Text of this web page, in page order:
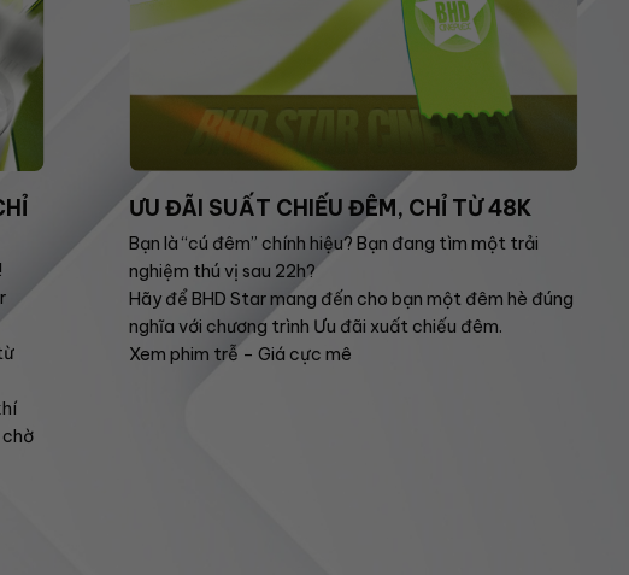
chờ
ƯU ĐÃI SUẤT CHIẾU ĐÊM, CHỈ TỪ 48K
Bạn là “cú đêm” chính hiệu? Bạn đang tìm một trải
nghiệm thú vị sau 22h?
Hãy để BHD Star mang đến cho bạn một đêm hè đúng
nghĩa với chương trình Ưu đãi xuất chiếu đêm.
Xem phim trễ – Giá cực mê